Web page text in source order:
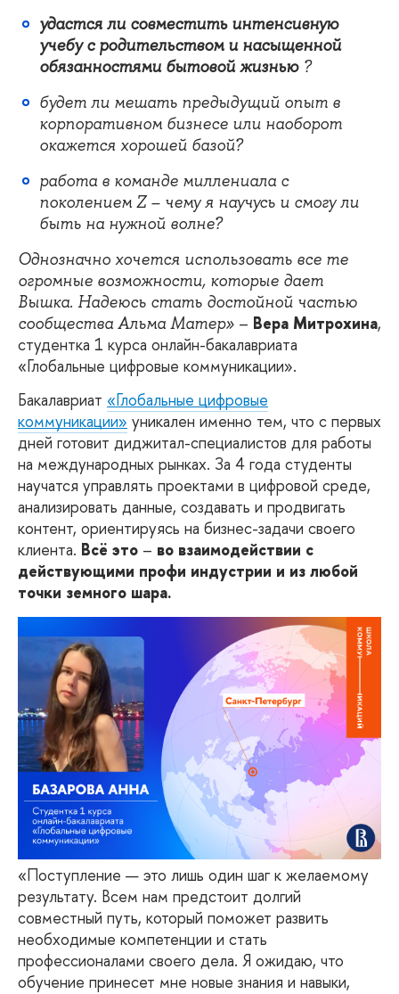
удастся ли совместить интенсивную
учебу с родительством и насыщенной
обязанностями бытовой жизнью ?
будет ли мешать предыдущий опыт в
корпоративном бизнесе или наоборот
окажется хорошей базой?
работа в команде миллениала с
поколением Z – чему я научусь и смогу ли
быть на нужной волне?
Однозначно хочется использовать все те
огромные возможности, которые дает
Вышка. Надеюсь стать достойной частью
сообщества Альма Матер» – Вера Митрохина,
студентка 1 курса онлайн-бакалавриата
«Глобальные цифровые коммуникации».
Бакалавриат «Глобальные цифровые
коммуникации» уникален именно тем, что с первых
дней готовит диджитал-специалистов для работы
на международных рынках. За 4 года студенты
научатся управлять проектами в цифровой среде,
анализировать данные, создавать и продвигать
контент, ориентируясь на бизнес-задачи своего
клиента. Всё это – во взаимодействии с
действующими профи индустрии и из любой
точки земного шара.
«Поступление — это лишь один шаг к желаемому
результату. Всем нам предстоит долгий
совместный путь, который поможет развить
необходимые компетенции и стать
профессионалами своего дела. Я ожидаю, что
обучение принесет мне новые знания и навыки,